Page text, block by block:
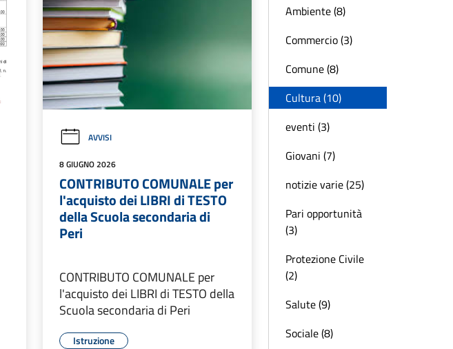
AVVISI
8 GIUGNO 2026
CONTRIBUTO COMUNALE per
l'acquisto dei LIBRI di TESTO
della Scuola secondaria di
Peri
CONTRIBUTO COMUNALE per
l'acquisto dei LIBRI di TESTO della
Scuola secondaria di Peri
Istruzione
Ambiente (8)
Commercio (3)
Comune (8)
Cultura (10)
eventi (3)
Giovani (7)
notizie varie (25)
Pari opportunità
(3)
Protezione Civile
(2)
Salute (9)
Sociale (8)